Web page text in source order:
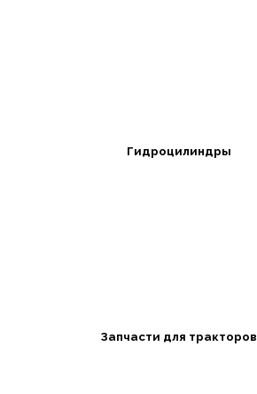
Гидроцилиндры
Запчасти для тракторов